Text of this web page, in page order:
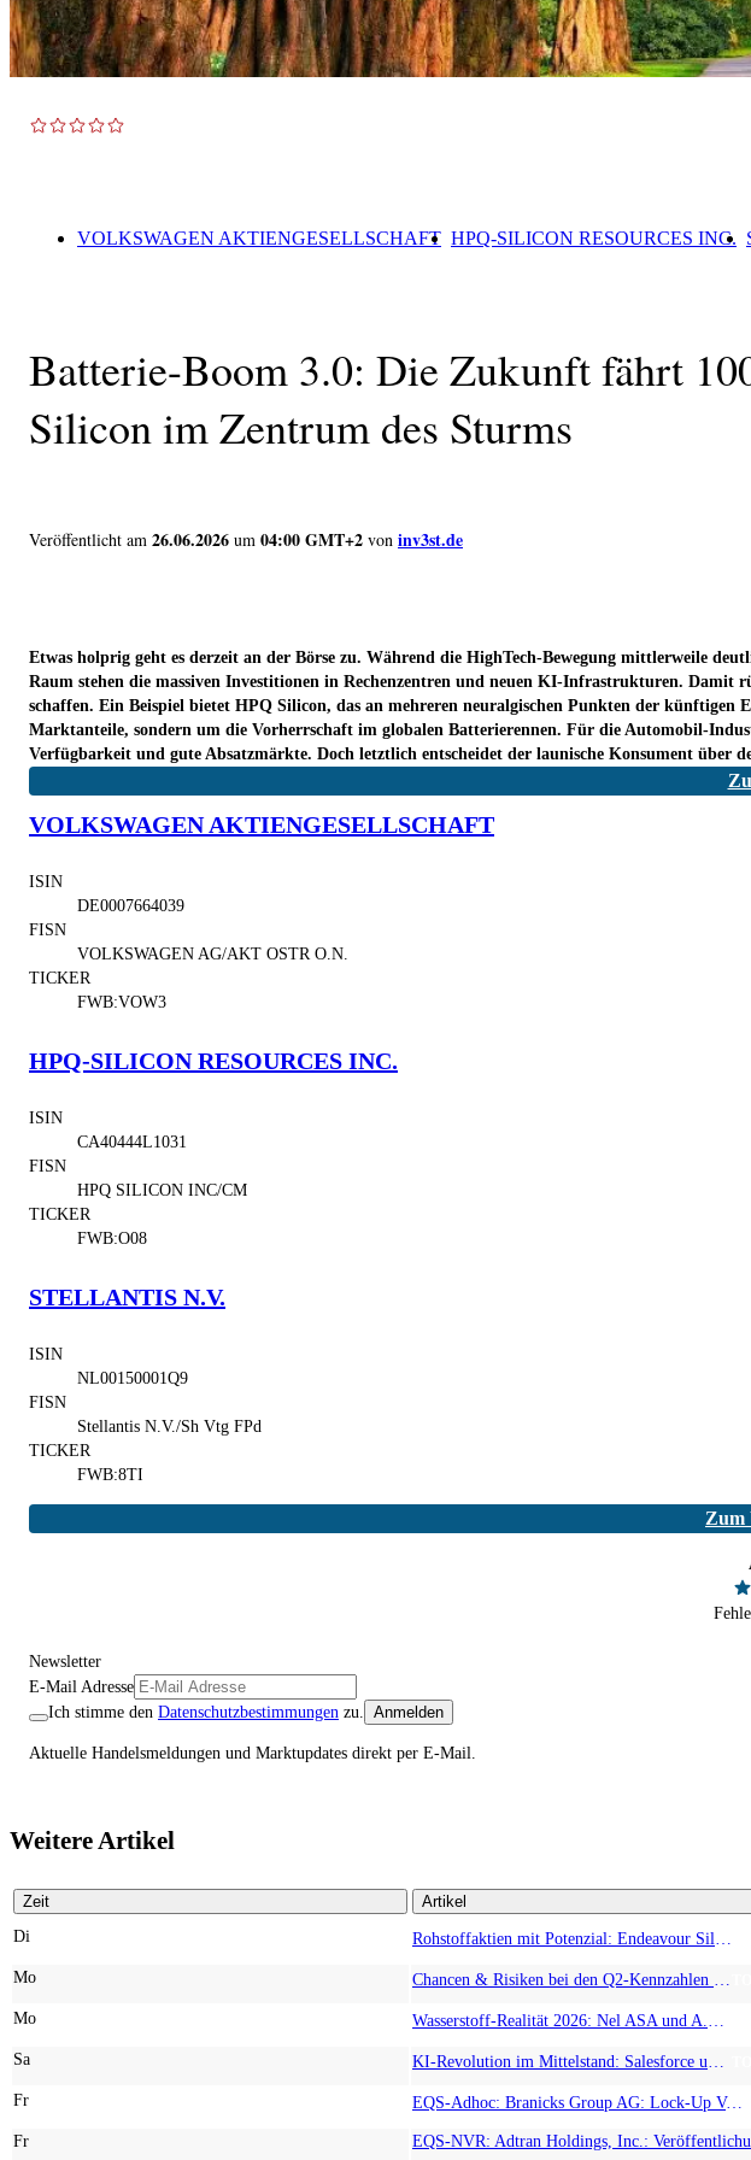
VOLKSWAGEN AKTIENGESELLSCHAFT HPQ-SILICON RESOURCES INC.
Batterie-Boom 3.0: Die Zukunft fährt
Silicon im Zentrum des Sturms
Veröffentlicht am 26.06.2026 um 04:00 GMT+2 von inv3st.de
Etwas holprig geht es derzeit an der Börse zu. Während die HighTech-Bewegung mittlerweile
Raum stehen die massiven Investitionen in Rechenzentren und neuen KI-Infrastrukturen.
schaffen. Ein Beispiel bietet HPQ Silicon, das an mehreren neuralgischen Punkten der
Marktanteile, sondern um die Vorherrschaft im globalen Batterierennen. Für die Automobil-
Verfügbarkeit und gute Absatzmärkte. Doch letztlich entscheidet der launische Konsument
VOLKSWAGEN AKTIENGESELLSCHAFT
ISIN
DE0007664039
FISN
VOLKSWAGEN AG/AKT OSTR O.N.
TICKER
FWB:VOW3
HPQ-SILICON RESOURCES INC.
ISIN
CA40444L1031
FISN
HPQ SILICON INC/CM
TICKER
FWB:O08
STELLANTIS N.V.
ISIN
NL00150001Q9
FISN
Stellantis N.V./Sh Vtg FPd
TICKER
FWB:8TI
Zum
Newsletter
E-Mail Adresse
Ich stimme den Datenschutzbestimmungen zu. Anmelden
Aktuelle Handelsmeldungen und Marktupdates direkt per E-Mail.
Weitere Artikel
Zeit Artikel
Di
Mo
Mo
Sa
Fr EQS-Adhoc: Branicks Group AG: Lock-Up Vereinbarungen über die Restrukturierung der Anleihe und der Schuldscheindarlehen vollumfänglich wirksam geworden
Fr